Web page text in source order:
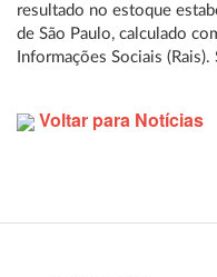
resultado no estoque
de São Paulo, calculado
Informações Sociais (Rais).
Voltar para Notícias